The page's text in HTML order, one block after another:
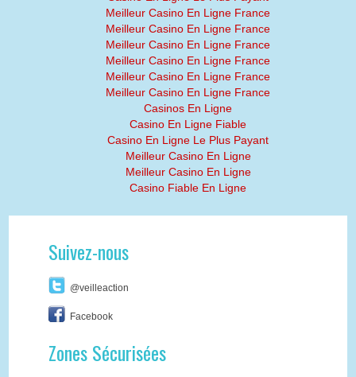
Meilleur Casino En Ligne France
Meilleur Casino En Ligne France
Meilleur Casino En Ligne France
Meilleur Casino En Ligne France
Meilleur Casino En Ligne France
Meilleur Casino En Ligne France
Casinos En Ligne
Casino En Ligne Fiable
Casino En Ligne Le Plus Payant
Meilleur Casino En Ligne
Meilleur Casino En Ligne
Casino Fiable En Ligne
Suivez-nous
@veilleaction
Facebook
Zones Sécurisées